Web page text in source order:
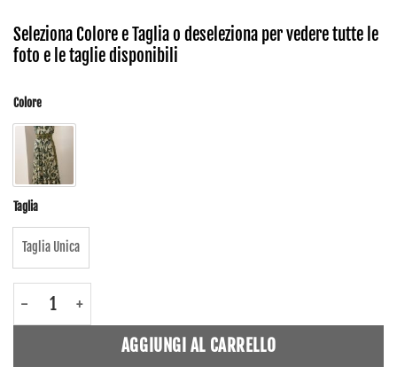
Seleziona Colore e Taglia o deseleziona per vedere tutte le
foto e le taglie disponibili
Colore
Taglia
Taglia Unica
AGGIUNGI AL CARRELLO